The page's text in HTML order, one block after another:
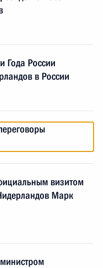
Года России
в России
визитом
Марк